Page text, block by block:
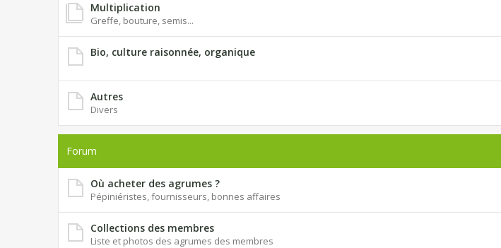
Multiplication
Greffe, bouture, semis...
Bio, culture raisonnée, organique
Autres
Divers
Forum
Où acheter des agrumes ?
Pépiniéristes, fournisseurs, bonnes affaires
Collections des membres
Liste et photos des agrumes des membres